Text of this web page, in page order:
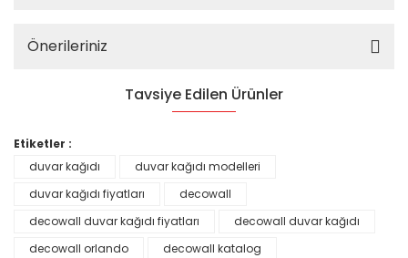
Önerileriniz
Tavsiye Edilen Ürünler
Etiketler :
duvar kağıdı
duvar kağıdı modelleri
duvar kağıdı fiyatları
decowall
decowall duvar kağıdı fiyatları
decowall duvar kağıdı
decowall orlando
decowall katalog